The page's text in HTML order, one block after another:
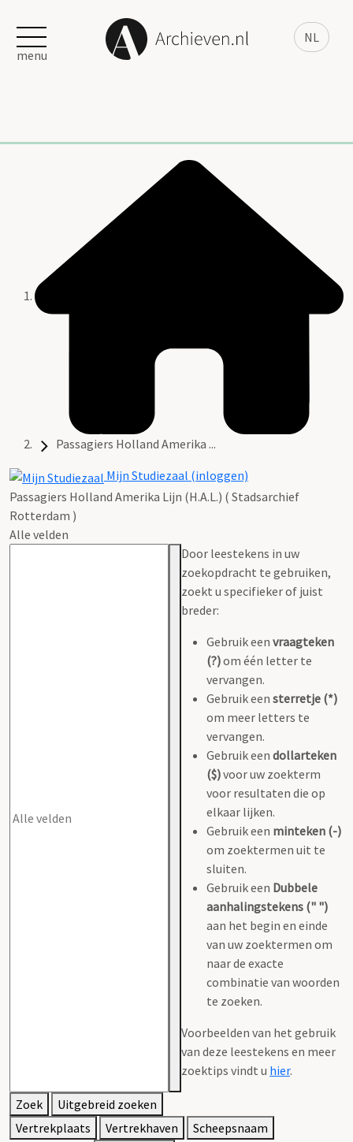
NL
menu
Passagiers Holland Amerika ...
Mijn Studiezaal (inloggen)
Passagiers Holland Amerika Lijn (H.A.L.) ( Stadsarchief
Rotterdam )
Alle velden
Door leestekens in uw
zoekopdracht te gebruiken,
zoekt u specifieker of juist
breder:
Gebruik een vraagteken
(?)om één letter te
vervangen.
Gebruik een sterretje (*)
om meer letters te
vervangen.
Gebruik een dollarteken
($)voor uw zoekterm
voor resultaten die op
elkaar lijken.
Gebruik een minteken (-)
om zoektermen uit te
sluiten.
Gebruik een Dubbele
aanhalingstekens (" ")
aan het begin en einde
van uw zoektermen om
naar de exacte
combinatie van woorden
te zoeken.
Voorbeelden van het gebruik
van deze leestekens en meer
zoektips vindt u hier.
Zoek
Uitgebreid zoeken
Vertrekplaats
Vertrekhaven
Scheepsnaam